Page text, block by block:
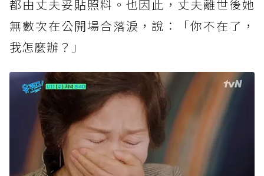
都由丈夫妥貼照料。也因此，丈夫離世後她
無數次在公開場合落淚，說：「你不在了，
我怎麼辦？」